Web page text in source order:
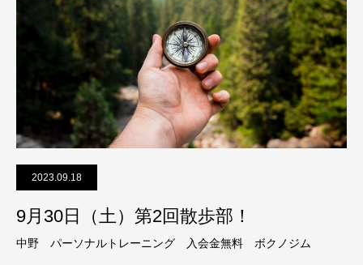
2023.09.18
9月30日（土）第2回散歩部！
中野 パーソナルトレーニング 入会金無料 ボクノジム